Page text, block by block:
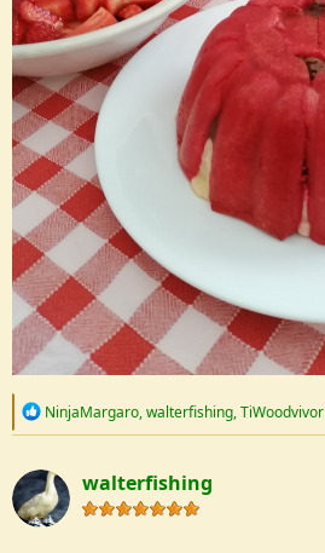
R
c
t
i
o
NinjaMargaro,walterfishing,TiWoodvivor
walterfishing